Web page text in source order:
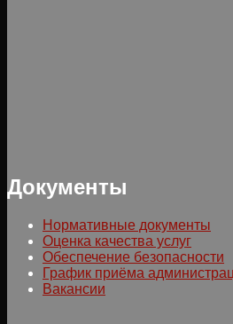
Документы
Нормативные документы
Оценка качества услуг
Обеспечение безопасности
График приёма
Вакансии